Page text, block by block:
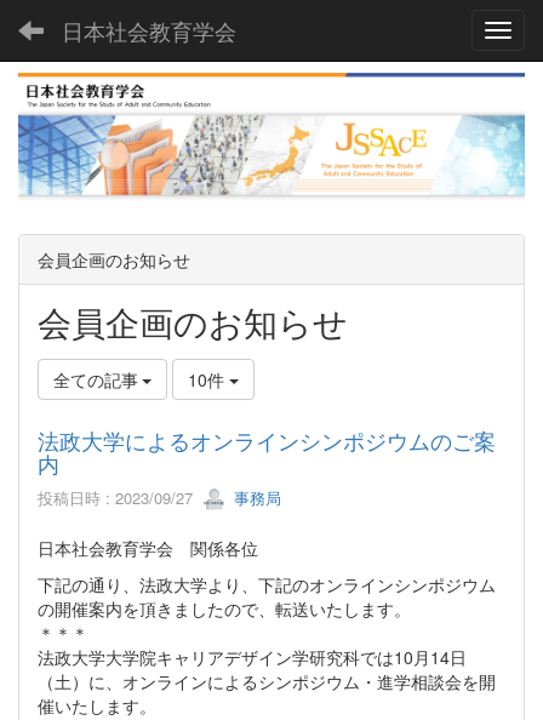
日本社会教育学会
会員企画のお知らせ
会員企画のお知らせ
全ての記事 10件
法政大学によるオンラインシンポジウムのご案
内
投稿日時 : 2023/09/27 事務局
日本社会教育学会 関係各位
下記の通り、法政大学より、下記のオンラインシンポジウム
の開催案内を頂きましたので、転送いたします。
＊＊＊
法政大学大学院キャリアデザイン学研究科では10月14日
（土）に、オンラインによるシンポジウム・進学相談会を開
催いたします。